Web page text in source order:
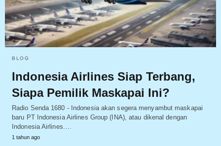
BLOG
Indonesia Airlines Siap Terbang,
Siapa Pemilik Maskapai Ini?
Radio Senda 1680 - Indonesia akan segera menyambut maskapai
baru PT Indonesia Airlines Group (INA), atau dikenal dengan
Indonesia Airlines.…
1 tahun ago